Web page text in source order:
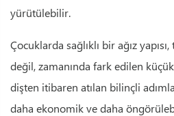
yürütülebilir.
Çocuklarda sağlıklı bir ağız
değil, zamanında fark edilen
dişten itibaren atılan bilinçli
daha ekonomik ve daha